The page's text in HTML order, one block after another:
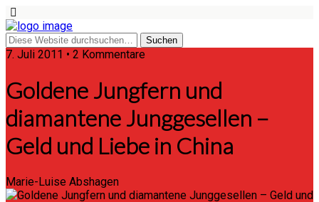
7. Juli 2011 • 2 Kommentare
Goldene Jungfern und
diamantene Junggesellen –
Geld und Liebe in China
Marie-Luise Abshagen